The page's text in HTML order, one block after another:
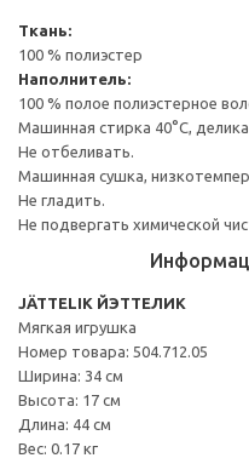
Ткань:
100 % полиэстер
Наполнитель:
100 % полое полиэстерное
Машинная стирка 40°С,
Не отбеливать.
Машинная сушка,
Не гладить.
Не подвергать химической
JÄTTELIK ЙЭТТЕЛИК
Мягкая игрушка
Номер товара: 504.712.05
Ширина: 34 см
Высота: 17 см
Длина: 44 см
Вес: 0.17 кг